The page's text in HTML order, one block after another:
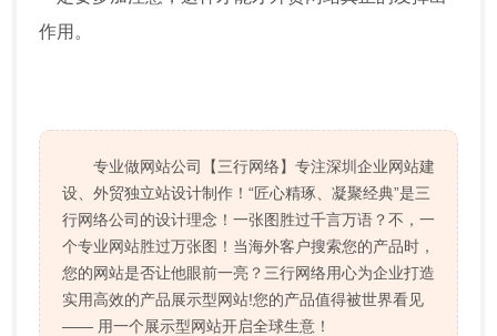
作用。
专业做网站公司【三行网络】专注深圳企业网站建
设、外贸独立站设计制作！“匠心精琢、凝聚经典”是三
行网络公司的设计理念！一张图胜过千言万语？不，一
个专业网站胜过万张图！当海外客户搜索您的产品时，
您的网站是否让他眼前一亮？三行网络用心为企业打造
实用高效的产品展示型网站!您的产品值得被世界看见
—— 用一个展示型网站开启全球生意！